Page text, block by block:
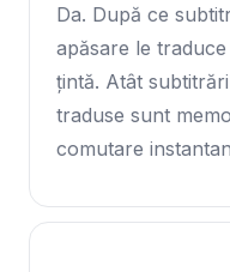
Da. După ce
apăsare le
țintă. Atât
traduse sunt
comutare